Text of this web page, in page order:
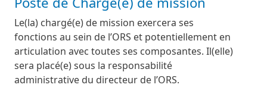
Le(la) chargé(e) de mission exercera ses
fonctions au sein de l’ORS et potentiellement en
articulation avec toutes ses composantes. Il(elle)
sera placé(e) sous la responsabilité
administrative du directeur de l’ORS.